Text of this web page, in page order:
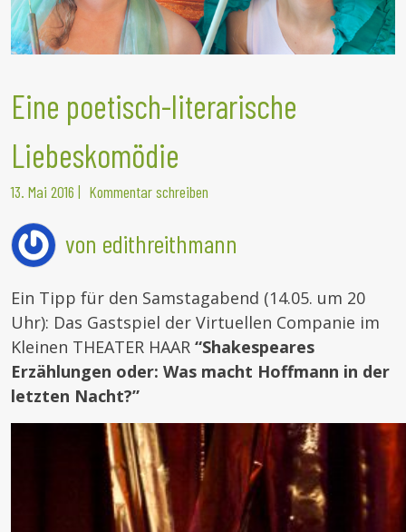
Eine poetisch-literarische
Liebeskomödie
13. Mai 2016 | Kommentar schreiben
von edithreithmann
Ein Tipp für den Samstagabend (14.05. um 20
Uhr): Das Gastspiel der Virtuellen Companie im
Kleinen THEATER HAAR “Shakespeares
Erzählungen oder: Was macht Hoffmann in der
letzten Nacht?”